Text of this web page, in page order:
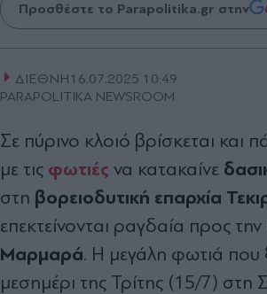
Προσθέστε το Parapolitika.gr στην
ΔΙΕΘΝΗ16.07.2025 10:49
PARAPOLITIKA NEWSROOM
Σε πύρινο κλοιό βρίσκεται και
με τις φωτιές να κατακαίνε
στη βορειοδυτική επαρχία
επεκτείνονται ραγδαία προς
Μαρμαρά. Η μεγάλη φωτιά που
μεσημέρι της Τρίτης (15/7) στη